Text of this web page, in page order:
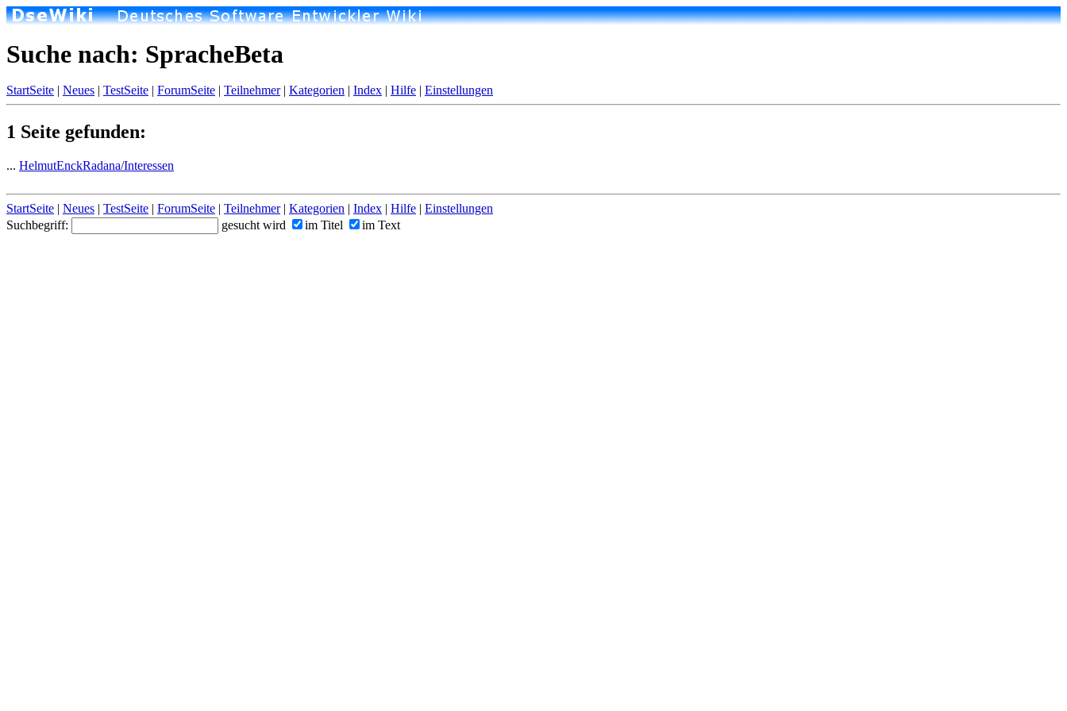
Suche nach: SpracheBeta
StartSeite | Neues | TestSeite | ForumSeite | Teilnehmer| Kategorien | Index | Hilfe | Einstellungen
1 Seite gefunden:
... HelmutEnckRadana/Interessen
StartSeite | Neues | TestSeite | ForumSeite | Teilnehmer| Kategorien | Index | Hilfe | Einstellungen
Suchbegriff:
gesucht wird im Titel im Text